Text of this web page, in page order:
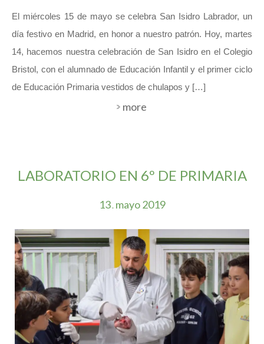
El miércoles 15 de mayo se celebra San Isidro Labrador, un
día festivo en Madrid, en honor a nuestro patrón. Hoy, martes
14, hacemos nuestra celebración de San Isidro en el Colegio
Bristol, con el alumnado de Educación Infantil y el primer ciclo
de Educación Primaria vestidos de chulapos y […]
more
LABORATORIO EN 6º DE PRIMARIA
13. mayo2019